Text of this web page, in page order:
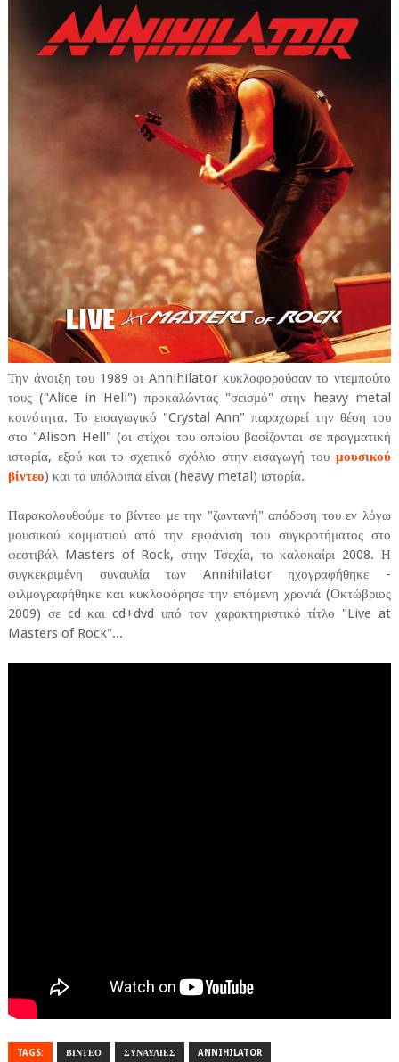
Την άνοιξη του 1989 οι Annihilator κυκλοφορούσαν το ντεμπούτο
τους ("Alice in Hell") προκαλώντας "σεισμό" στην heavy metal
κοινότητα. Το εισαγωγικό "Crystal Ann" παραχωρεί την θέση του
στο "Alison Hell" (οι στίχοι του οποίου βασίζονται σε πραγματική
ιστορία, εξού και το σχετικό σχόλιο στην εισαγωγή τουμουσικού
βίντεο) και τα υπόλοιπα είναι (heavy metal) ιστορία.
Παρακολουθούμε το βίντεο με την "ζωντανή" απόδοση του εν λόγω
μουσικού κομματιού από την εμφάνιση του συγκροτήματος στο
φεστιβάλ Masters of Rock, στην Τσεχία, το καλοκαίρι 2008. Η
συγκεκριμένη συναυλία των Annihilator ηχογραφήθηκε -
φιλμογραφήθηκε και κυκλοφόρησε την επόμενη χρονιά (Οκτώβριος
2009) σε cd και cd+dvd υπό τον χαρακτηριστικό τίτλο "Live at
Masters of Rock"...
TAGS: ΒΙΝΤΕΟ ΣΥΝΑΥΛΙΕΣ ANNIHILATOR